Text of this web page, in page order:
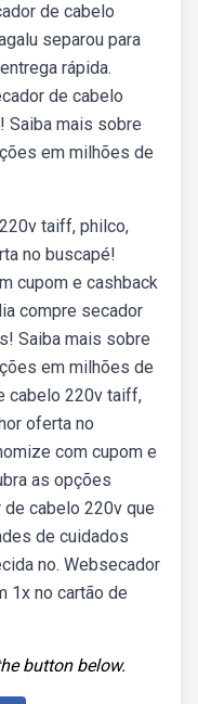
de cabelo
separou para
rápida.
de cabelo
Saiba mais sobre
em milhões de
taiff, philco,
no buscapé!
cupom e cashback
compre secador
Saiba mais sobre
em milhões de
cabelo 220v taiff,
oferta no
com cupom e
as opções
cabelo 220v que
de cuidados
no. Websecador
1x no cartão de
button below.